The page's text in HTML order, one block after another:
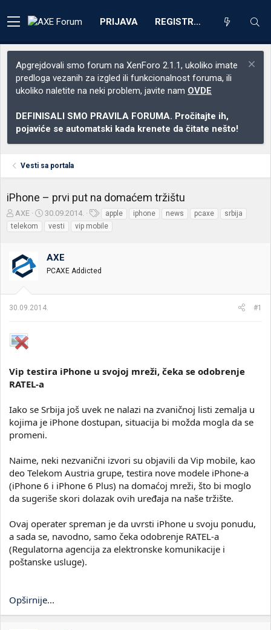
PRIJAVA REGISTRACIJA
Apgrejdovali smo forum na XenForo 2.1.1, ukoliko imate
predloga vezanih za izgled ili funkcionalnost foruma, ili
ukoliko naletite na neki problem, javite nam OVDE
DEFINISALI SMO PRAVILA FORUMA. Pročitajte ih,
pojaviće se automatski kada krenete da čitate nešto!
Vesti sa portala
iPhone – prvi put na domaćem tržištu
Z
a
č
t
n
e
e
AXE
D
a
m
p
e
30.09.2014.
z
n
e
apple iphone news pcaxe
srbija
telekom
vesti vip mobile
AXE
PCAXE Addicted
30.09.2014. #1
Vip testira iPhone u svojoj mreži, čeka se odobrenje
RATEL-a
Iako se Srbija još uvek ne nalazi na zvaničnoj listi zemalja u
kojima je iPhone dostupan, situacija bi možda mogla da se
promeni.
Naime, neki nezvanični izvori su objavili da Vip mobile, kao
deo Telekom Austria grupe, testira nove modele iPhone-a
(iPhone 6 i iPhone 6 Plus) na domaćoj mreži, što bi moglo
da sugeriše skori dolazak ovih uređaja na naše tržište.
Ovaj operater spreman je da uvrsti iPhone u svoju ponudu,
a sada se, navodno, samo čeka odobrenje RATEL-a
(Regulatorna agencija za elektronske komunikacije i
poštanske usluge).
Opširnije...